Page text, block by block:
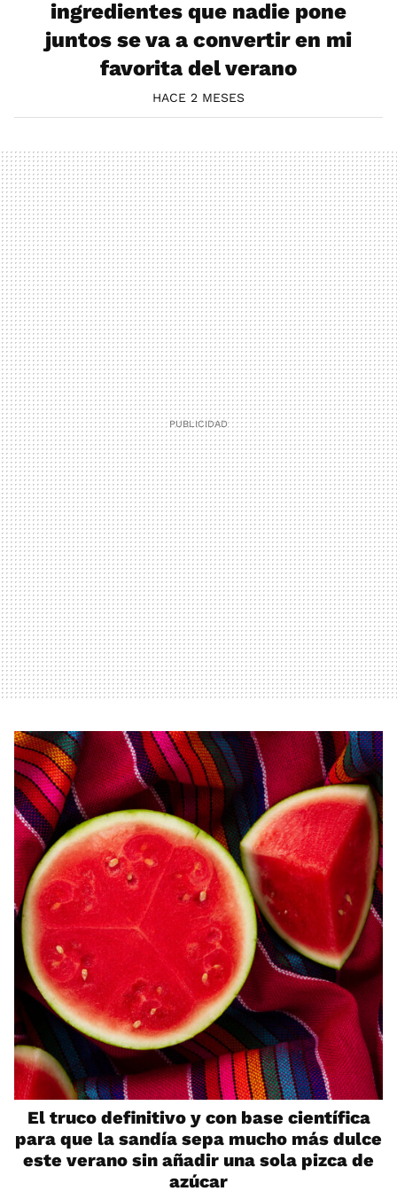
ingredientes que nadie pone
juntos se va a convertir en mi
favorita del verano
HACE 2 MESES
El truco definitivo y con base científica
para que la sandía sepa mucho más dulce
este verano sin añadir una sola pizca de
azúcar